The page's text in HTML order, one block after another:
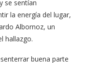
se sentían
la energía del lugar,
Albornoz, un
hallazgo.
buena parte